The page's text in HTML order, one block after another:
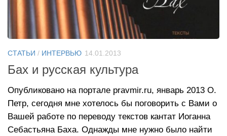
СТАТЬИ / ИНТЕРВЬЮ 14.01.2013
Бах и русская культура
Опубликовано на портале pravmir.ru, январь 2013 О.
Петр, сегодня мне хотелось бы поговорить с Вами о
Вашей работе по переводу текстов кантат Иоганна
Себастьяна Баха. Однажды мне нужно было найти